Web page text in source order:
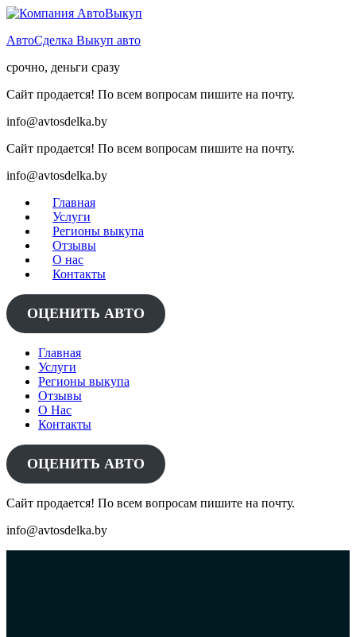
Skip
content
АвтоСделка Выкуп авто
срочно, деньги сразу
Сайт продается! По всем вопросам пишите на почту.
info@avtosdelka.by
Сайт продается! По всем вопросам пишите на почту.
info@avtosdelka.by
Главная
Услуги
Регионы выкупа
Отзывы
О нас
Контакты
ОЦЕНИТЬ АВТО
Главная
Услуги
Регионы выкупа
Отзывы
О Нас
Контакты
ОЦЕНИТЬ АВТО
Сайт продается! По всем вопросам пишите на почту.
info@avtosdelka.by